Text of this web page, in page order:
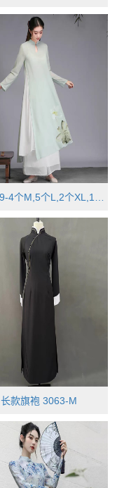
长款旗袍 3063-M